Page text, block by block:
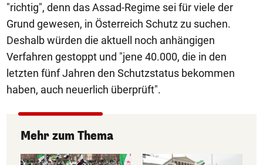
"richtig", denn das Assad-Regime sei für viele der
Grund gewesen, in Österreich Schutz zu suchen.
Deshalb würden die aktuell noch anhängigen
Verfahren gestoppt und "jene 40.000, die in den
letzten fünf Jahren den Schutzstatus bekommen
haben, auch neuerlich überprüft".
Mehr zum Thema